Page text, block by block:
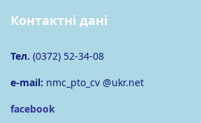
Контактні дані
Тел. (0372) 52-34-08
e-mail: nmc_pto_cv @ukr.net
facebook